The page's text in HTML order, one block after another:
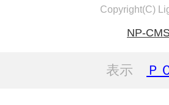
Copyright(C)
NP-
表示 Ｐ